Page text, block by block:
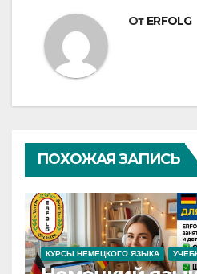
От ERFOLG
ПОХОЖАЯ ЗАПИСЬ
КУРСЫ НЕМЕЦКОГО ЯЗЫКА